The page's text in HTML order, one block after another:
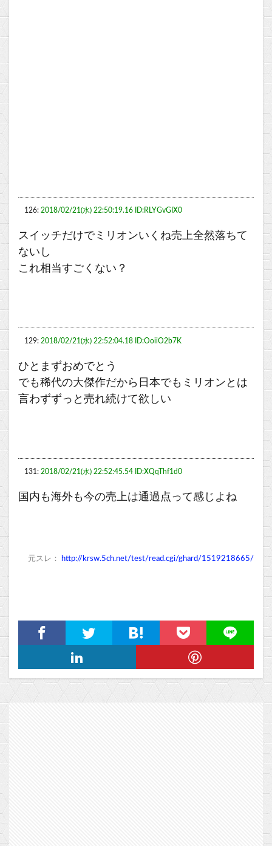
126: 2018/02/21(水) 22:50:19.16 ID:RLYGvGIX0
スイッチだけでミリオンいくね売上全然落ちて
ないし
これ相当すごくない？
129: 2018/02/21(水) 22:52:04.18 ID:OoiiO2b7K
ひとまずおめでとう
でも稀代の大傑作だから日本でもミリオンとは
言わずずっと売れ続けて欲しい
131: 2018/02/21(水) 22:52:45.54 ID:XQqThf1d0
国内も海外も今の売上は通過点って感じよね
元スレ： http://krsw.5ch.net/test/read.cgi/ghard/1519218665/